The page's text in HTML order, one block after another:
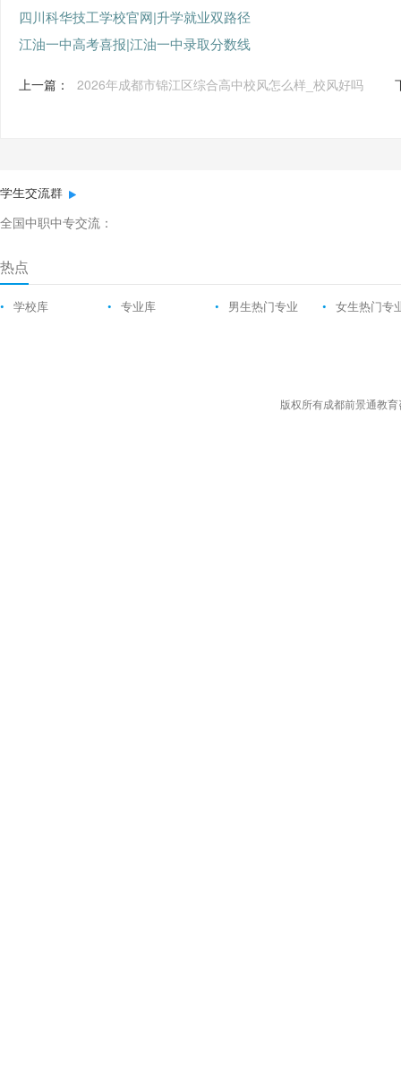
四川科华技工学校官网|升学就业双路径
江油一中高考喜报|江油一中录取分数线
上一篇： 2026年成都市锦江区综合高中校风怎么样_校风好吗
学生交流群
全国中职中专交流：
热点
• 学校库 • 专业库 • 男生热门专业 • 女生热门专
版权所有成都前景通教